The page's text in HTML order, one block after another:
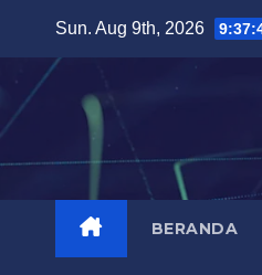
content
Sun. Aug 9th, 2026
BERANDA